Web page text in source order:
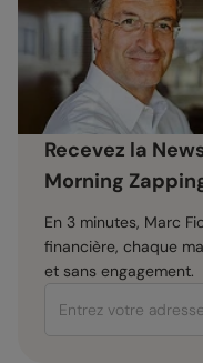
Recevez la
Morning
En 3 minutes, Marc
financière, chaque
et sans engagement.